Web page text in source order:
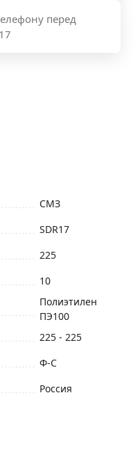
перед
СМЗ
SDR17
225
10
Полиэтилен
ПЭ100
225 - 225
Ф-С
Россия